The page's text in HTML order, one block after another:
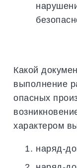
Какой
выполнение
опасных
характером
наряд-